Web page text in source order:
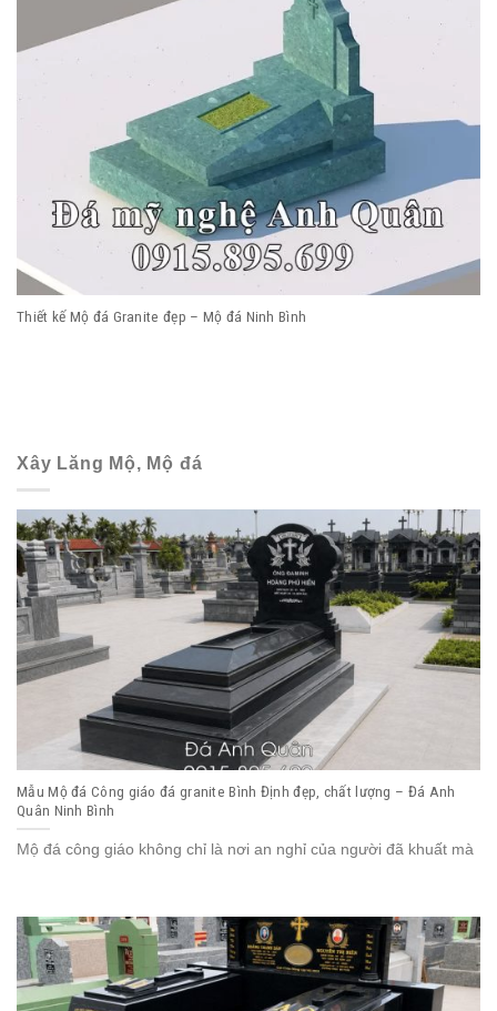
Thiết kế Mộ đá Granite đẹp – Mộ đá Ninh Bình
Xây Lăng Mộ, Mộ đá
Mẫu Mộ đá Công giáo đá granite Bình Định đẹp, chất lượng – Đá Anh
Quân Ninh Bình
Mộ đá công giáo không chỉ là nơi an nghỉ của người đã khuất mà